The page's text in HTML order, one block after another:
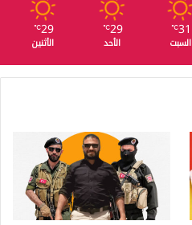
31
℃
السبت
29
℃
الأحد
29
℃
الأثنين